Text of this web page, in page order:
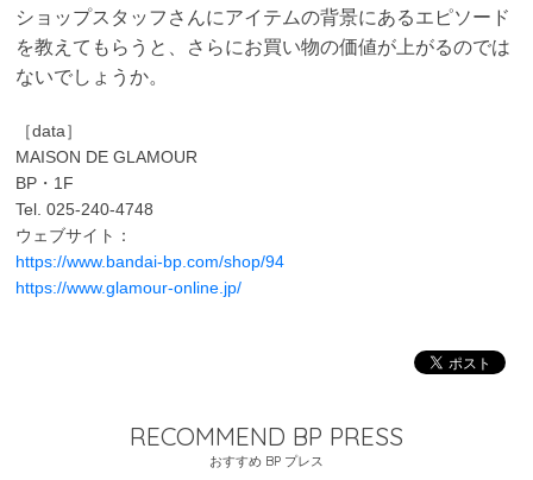
ショップスタッフさんにアイテムの背景にあるエピソード
を教えてもらうと、さらにお買い物の価値が上がるのでは
ないでしょうか。
［data］
MAISON DE GLAMOUR
BP・1F
Tel. 025-240-4748
ウェブサイト：
https://www.bandai-bp.com/shop/94
https://www.glamour-online.jp/
RECOMMEND BP PRESS
おすすめ BP プレス